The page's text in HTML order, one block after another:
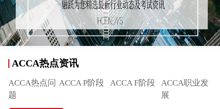
ACCA热点资讯
ACCA热点问
题
ACCA P阶段 ACCA F阶段
ACCA职业发
展